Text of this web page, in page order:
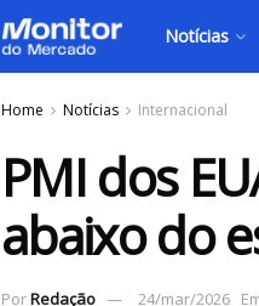
Notícias
Home Notícias Internacional
PMI dos
abaixo do
PorRedação 24/mar/2026